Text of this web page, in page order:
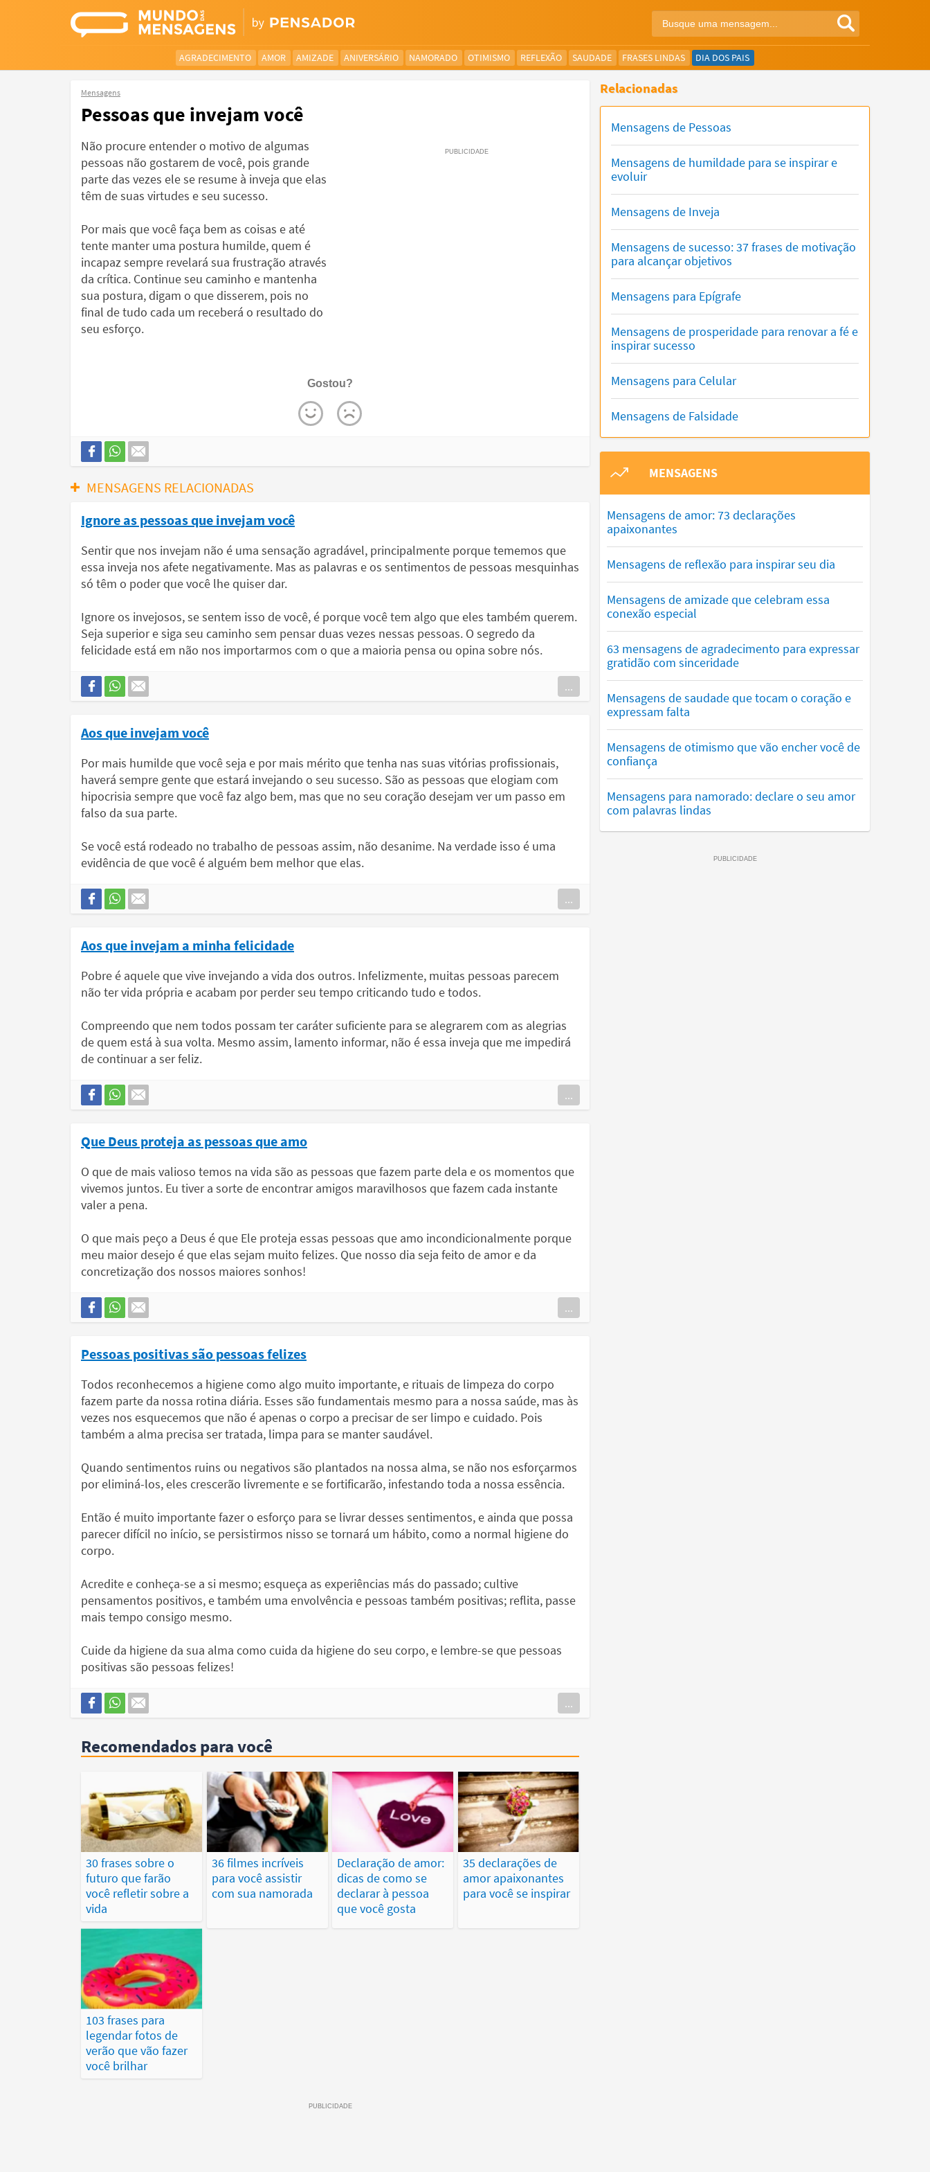
AGRADECIMENTO AMOR AMIZADE ANIVERSÁRIO NAMORADO OTIMISMO REFLEXÃO SAUDADE FRASES LINDAS DIA DOS PAIS
Mensagens
Pessoas que invejam você
Não procure entender o motivo de algumas
pessoas não gostarem de você, pois grande
parte das vezes ele se resume à inveja que elas
têm de suas virtudes e seu sucesso.
Por mais que você faça bem as coisas e até
tente manter uma postura humilde, quem é
incapaz sempre revelará sua frustração através
da crítica. Continue seu caminho e mantenha
sua postura, digam o que disserem, pois no
final de tudo cada um receberá o resultado do
seu esforço.
Gostou?
MENSAGENS RELACIONADAS
Ignore as pessoas que invejam você
Sentir que nos invejam não é uma sensação agradável, principalmente porque tememos que
essa inveja nos afete negativamente. Mas as palavras e os sentimentos de pessoas mesquinhas
só têm o poder que você lhe quiser dar.
Ignore os invejosos, se sentem isso de você, é porque você tem algo que eles também querem.
Seja superior e siga seu caminho sem pensar duas vezes nessas pessoas. O segredo da
felicidade está em não nos importarmos com o que a maioria pensa ou opina sobre nós.
...
Aos que invejam você
Por mais humilde que você seja e por mais mérito que tenha nas suas vitórias profissionais,
haverá sempre gente que estará invejando o seu sucesso. São as pessoas que elogiam com
hipocrisia sempre que você faz algo bem, mas que no seu coração desejam ver um passo em
falso da sua parte.
Se você está rodeado no trabalho de pessoas assim, não desanime. Na verdade isso é uma
evidência de que você é alguém bem melhor que elas.
...
Aos que invejam a minha felicidade
Pobre é aquele que vive invejando a vida dos outros. Infelizmente, muitas pessoas parecem
não ter vida própria e acabam por perder seu tempo criticando tudo e todos.
Compreendo que nem todos possam ter caráter suficiente para se alegrarem com as alegrias
de quem está à sua volta. Mesmo assim, lamento informar, não é essa inveja que me impedirá
de continuar a ser feliz.
...
Que Deus proteja as pessoas que amo
O que de mais valioso temos na vida são as pessoas que fazem parte dela e os momentos que
vivemos juntos. Eu tiver a sorte de encontrar amigos maravilhosos que fazem cada instante
valer a pena.
O que mais peço a Deus é que Ele proteja essas pessoas que amo incondicionalmente porque
meu maior desejo é que elas sejam muito felizes. Que nosso dia seja feito de amor e da
concretização dos nossos maiores sonhos!
...
Pessoas positivas são pessoas felizes
Todos reconhecemos a higiene como algo muito importante, e rituais de limpeza do corpo
fazem parte da nossa rotina diária. Esses são fundamentais mesmo para a nossa saúde, mas às
vezes nos esquecemos que não é apenas o corpo a precisar de ser limpo e cuidado. Pois
também a alma precisa ser tratada, limpa para se manter saudável.
Quando sentimentos ruins ou negativos são plantados na nossa alma, se não nos esforçarmos
por eliminá-los, eles crescerão livremente e se fortificarão, infestando toda a nossa essência.
Então é muito importante fazer o esforço para se livrar desses sentimentos, e ainda que possa
parecer difícil no início, se persistirmos nisso se tornará um hábito, como a normal higiene do
corpo.
Acredite e conheça-se a si mesmo; esqueça as experiências más do passado; cultive
pensamentos positivos, e também uma envolvência e pessoas também positivas; reflita, passe
mais tempo consigo mesmo.
Cuide da higiene da sua alma como cuida da higiene do seu corpo, e lembre-se que pessoas
positivas são pessoas felizes!
...
Recomendados para você
30 frases sobre o
futuro que farão
você refletir sobre a
vida
36 filmes incríveis
para você assistir
com sua namorada
Declaração de amor:
dicas de como se
declarar à pessoa
que você gosta
35 declarações de
amor apaixonantes
para você se inspirar
103 frases para
legendar fotos de
verão que vão fazer
você brilhar
Relacionadas
Mensagens de Pessoas
Mensagens de humildade para se inspirar e
evoluir
Mensagens de Inveja
Mensagens de sucesso: 37 frases de motivação
para alcançar objetivos
Mensagens para Epígrafe
Mensagens de prosperidade para renovar a fé e
inspirar sucesso
Mensagens para Celular
Mensagens de Falsidade
MENSAGENS
Mensagens de amor: 73 declarações
apaixonantes
Mensagens de reflexão para inspirar seu dia
Mensagens de amizade que celebram essa
conexão especial
63 mensagens de agradecimento para expressar
gratidão com sinceridade
Mensagens de saudade que tocam o coração e
expressam falta
Mensagens de otimismo que vão encher você de
confiança
Mensagens para namorado: declare o seu amor
com palavras lindas